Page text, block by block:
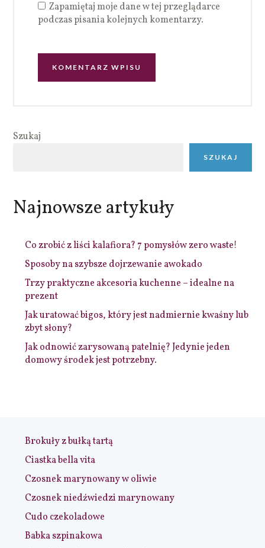
Zapamiętaj moje dane w tej przeglądarce
podczas pisania kolejnych komentarzy.
Szukaj
SZUKAJ
Najnowsze artykuły
Co zrobić z liści kalafiora? 7 pomysłów zero waste!
Sposoby na szybsze dojrzewanie awokado
Trzy praktyczne akcesoria kuchenne – idealne na
prezent
Jak uratować bigos, który jest nadmiernie kwaśny lub
zbyt słony?
Jak odnowić zarysowaną patelnię? Jedynie jeden
domowy środek jest potrzebny.
Brokuły z bułką tartą
Ciastka bella vita
Czosnek marynowany w oliwie
Czosnek niedźwiedzi marynowany
Cudo czekoladowe
Babka szpinakowa